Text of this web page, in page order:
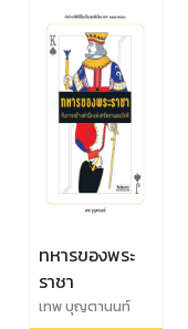
ทหารของพระ
ราชา
เทพ บุญตานนท์